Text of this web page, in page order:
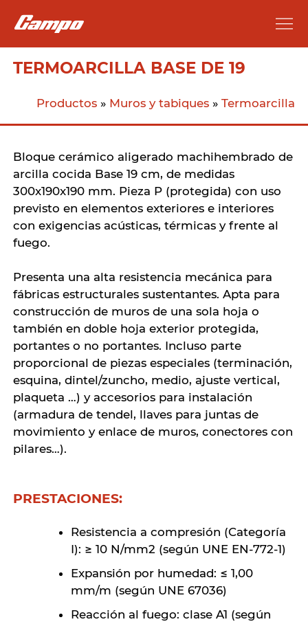
TERMOARCILLA BASE DE 19
Productos » Muros y tabiques »Termoarcilla
Bloque cerámico aligerado machihembrado de
arcilla cocida Base 19 cm, de medidas
300x190x190 mm. Pieza P (protegida) con uso
previsto en elementos exteriores e interiores
con exigencias acústicas, térmicas y frente al
fuego.
Presenta una alta resistencia mecánica para
fábricas estructurales sustentantes. Apta para
construcción de muros de una sola hoja o
también en doble hoja exterior protegida,
portantes o no portantes. Incluso parte
proporcional de piezas especiales (terminación,
esquina, dintel/zuncho, medio, ajuste vertical,
plaqueta …) y accesorios para instalación
(armadura de tendel, llaves para juntas de
movimiento y enlace de muros, conectores con
pilares…).
PRESTACIONES:
Resistencia a compresión (Categoría
I): ≥ 10 N/mm2 (según UNE EN-772-1)
Expansión por humedad: ≤ 1,00
mm/m (según UNE 67036)
Reacción al fuego: clase A1 (según